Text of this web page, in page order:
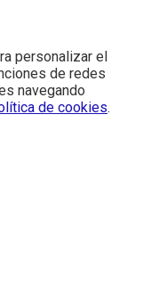
personalizar el
de redes
navegando
de cookies.